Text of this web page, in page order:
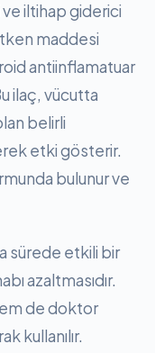
iltihap giderici
maddesi
antiinflamatuar
ilaç, vücutta
belirli
etki gösterir.
bulunur ve
sürede etkili bir
azaltmasıdır.
de doktor
kullanılır.